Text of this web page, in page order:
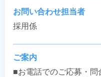
お問い合わせ担当者
採用係
ご案内
■お電話でのご応募・問